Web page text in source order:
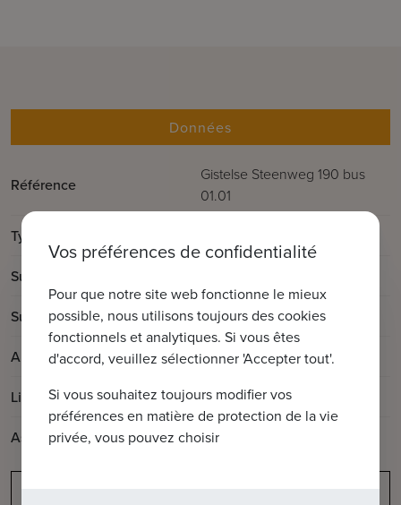
Données
Référence
Gistelse Steenweg 190 bus
01.01
Type
Surface totale
Surface habitable 190m2
Année de construction 1975
Libre à partir de: à l'acte
Ascenseur disponible Oui
Vos préférences de confidentialité
Pour que notre site web fonctionne le mieux
possible, nous utilisons toujours des cookies
fonctionnels et analytiques. Si vous êtes
d'accord, veuillez sélectionner 'Accepter tout'.
Si vous souhaitez toujours modifier vos
préférences en matière de protection de la vie
privée, vous pouvez choisir